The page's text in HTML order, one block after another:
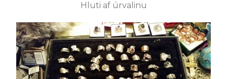
Hluti af úrvalinu